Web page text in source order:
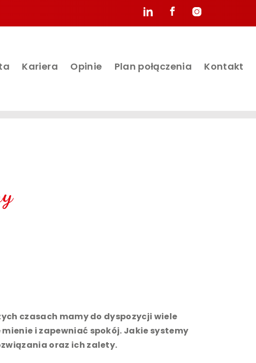
Kariera Opinie Plan połączenia Kontakt
czasach mamy do dyspozycji wiele
i zapewniać spokój. Jakie systemy
oraz ich zalety.